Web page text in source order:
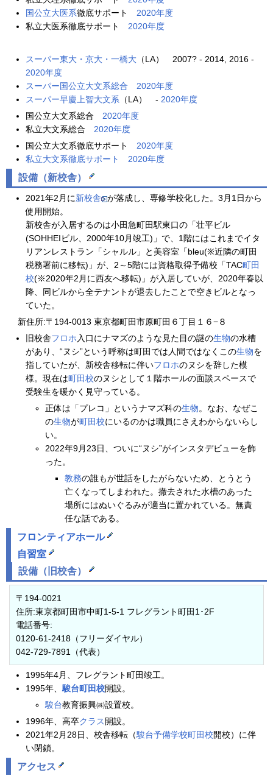
国公立大医系徹底サポート 2020年度
私立大医系徹底サポート 2020年度
スーパー東大・京大・一橋大 （LA） 2007? - 2014, 2016 -
2020年度
スーパー国公立大文系総合
2020年度
スーパー早慶上智大文系 （LA） - 2020年度
国公立大文系総合 2020年度
私立大文系総合 2020年度
国公立大文系徹底サポート 2020年度
私立大文系徹底サポート
2020年度
設備（新校舎）
2021年2月に新校舎
が落成し、専修学校化した。3月1日から
使用開始。
新校舎が入居するのは小田急町田駅東口の「壮平ビル
(SOHHEIビル、2000年10月竣工)」で、1階にはこれまでイタ
リアンレストラン「シャルル」と美容室「bleu(※近隣の町田
税務署前に移転)」が、2～5階には資格取得予備校「TAC町田
校(※2020年2月に西友へ移転)」が入居していが、2020年春以
降、同ビルから全テナントが退去したことで空きビルとなっ
ていた。
新住所:〒194-0013 東京都町田市原町田６丁目１６−８
旧校舎フロホ入口にナマズのような見た目の謎の生物の水槽
があり、“ヌシ”という呼称は町田では人間ではなくこの生物を
指していたが、新校舎移転に伴いフロホのヌシを辞した模
様。現在は町田校のヌシとして１階ホールの面談スペースで
受験生を暖かく見守っている。
正体は「プレコ」というナマズ科の生物。なお、なぜこ
の生物が町田校にいるのかは職員にさえわからないらし
い。
2022年9月23日、ついに“ヌシ”がインスタデビューを飾
った。
教務の誰もが世話をしたがらないため、とうとう
亡くなってしまわれた。撤去された水槽のあった
場所にはぬいぐるみが適当に置かれている。無責
任な話である。
フロンティアホール
自習室
設備（旧校舎）
〒194-0021
住所:東京都町田市中町1-5-1 フレグラント町田1･2F
電話番号:
0120-61-2418（フリーダイヤル）
042-729-7891（代表）
1995年4月、フレグラント町田竣工。
1995年、駿台町田校開設。
駿台教育振興㈱設置校。
1996年、高卒クラス開設。
2021年2月28日、校舎移転（駿台予備学校町田校開校）に伴
い閉鎖。
アクセス